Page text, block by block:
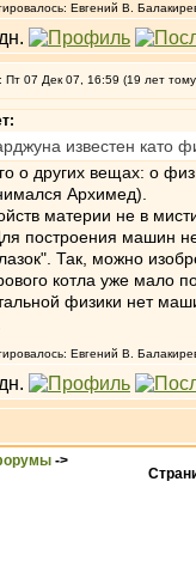
Евгений В.
Пт 07 Дек 07, 16:59 (19 лет
известен като
о других вещах: о
Архимед).
материи не в
построения машин
Так, можно
котла уже мало
физики нет
Евгений В.
->